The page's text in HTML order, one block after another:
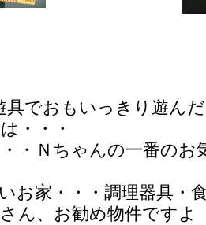
具でおもいっきり遊ん
・・・
・Ｎちゃんの一番のお
お家・・・調理器具・
ん、お勧め物件ですよ